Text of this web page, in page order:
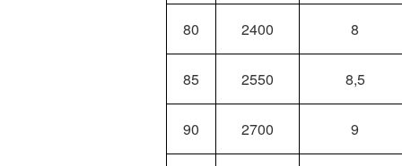
80 2400 8
85 2550 8,5
90 2700 9